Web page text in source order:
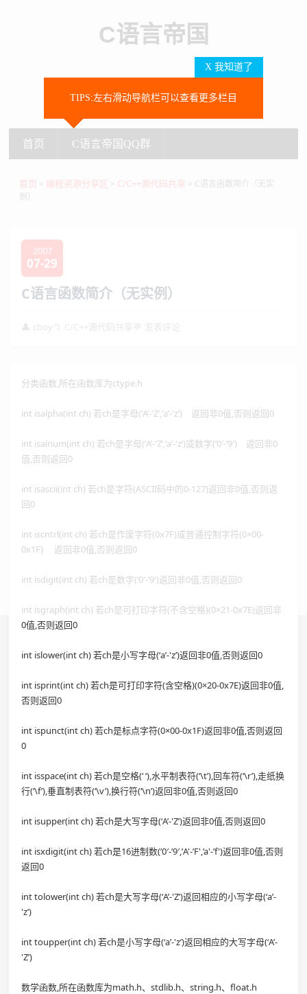
C语言帝国
SEARCH
X 我知道了
TIPS:左右滑动导航栏可以查看更多栏目
首页 C语言帝国QQ群
首页 > 编程资源分享区 > C/C++源代码共享 > C语言函数简介（无实
例）
2007
07-29
C语言函数简介（无实例）
👤 cboy C/C++源代码共享 💬 发表评论
分类函数,所在函数库为ctype.h
int isalpha(int ch) 若ch是字母(‘A’-'Z’,'a’-'z’) 返回非0值,否则返回0
int isalnum(int ch) 若ch是字母(‘A’-'Z’,'a’-'z’)或数字(’0′-’9′) 返回非0
值,否则返回0
int isascii(int ch) 若ch是字符(ASCII码中的0-127)返回非0值,否则返
回0
int iscntrl(int ch) 若ch是作废字符(0x7F)或普通控制字符(0×00-
0x1F) 返回非0值,否则返回0
int isdigit(int ch) 若ch是数字(’0′-’9′)返回非0值,否则返回0
int isgraph(int ch) 若ch是可打印字符(不含空格)(0×21-0x7E)返回非
0值,否则返回0
int islower(int ch) 若ch是小写字母(‘a’-'z’)返回非0值,否则返回0
int isprint(int ch) 若ch是可打印字符(含空格)(0×20-0x7E)返回非0值,
否则返回0
int ispunct(int ch) 若ch是标点字符(0×00-0x1F)返回非0值,否则返回
0
int isspace(int ch) 若ch是空格(‘ ‘),水平制表符(‘\t’),回车符(‘\r’),走纸换
行(‘\f’),垂直制表符(‘\v’),换行符(‘\n’)返回非0值,否则返回0
int isupper(int ch) 若ch是大写字母(‘A’-'Z’)返回非0值,否则返回0
int isxdigit(int ch) 若ch是16进制数(’0′-’9′,’A'-’F',’a'-’f')返回非0值,否则
返回0
int tolower(int ch) 若ch是大写字母(‘A’-'Z’)返回相应的小写字母(‘a’-
'z’)
int toupper(int ch) 若ch是小写字母(‘a’-'z’)返回相应的大写字母(‘A’-
'Z’)
数学函数,所在函数库为math.h、stdlib.h、string.h、float.h